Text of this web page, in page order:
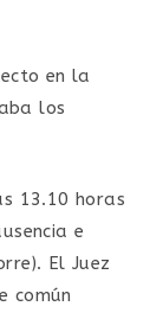
en la
los
13.10 horas
e
El Juez
común